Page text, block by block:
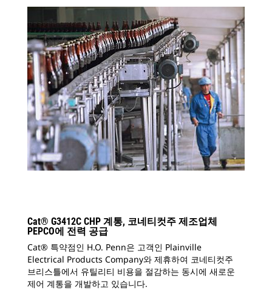
Cat® G3412C CHP 계통, 코네티컷주 제조업체
PEPCO에 전력 공급
Cat® 특약점인 H.O. Penn은 고객인 Plainville
Electrical Products Company와 제휴하여 코네티컷주
브리스틀에서 유틸리티 비용을 절감하는 동시에 새로운
제어 계통을 개발하고 있습니다.